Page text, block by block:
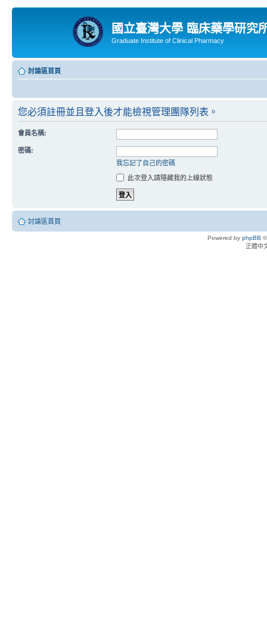
國立臺灣大學 臨床藥學研究
Graduate Institute of Clinical Pharmacy
討論區首頁
您必須註冊並且登入後才能檢視管理團隊列表。
會員名稱:
密碼:
我忘記了自己的密碼
此次登入請隱藏我的上線狀態
討論區首頁
Powered by phpBB
正體中